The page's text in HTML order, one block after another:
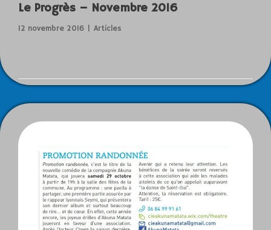
Le Progrès – Novembre 2016
12 novembre 2016 Articles